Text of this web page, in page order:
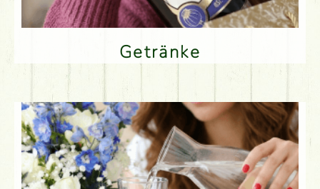
Getränke